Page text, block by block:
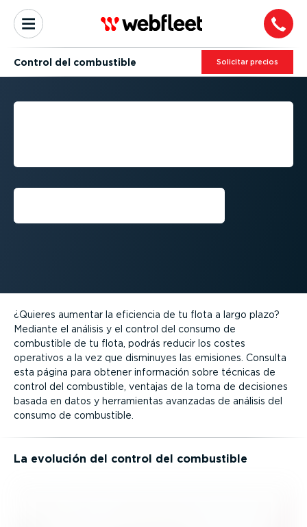
Control del combustible Solicitar precios
ANÁLISIS Y CONTROL DEL
¿Quieres aumentar la eficiencia de tu flota a largo plazo?
Mediante el análisis y el control del consumo de
combustible de tu flota, podrás reducir los costes
operativos a la vez que disminuyes las emisiones. Consulta
esta página para obtener información sobre técnicas de
control del combustible, ventajas de la toma de decisiones
basada en datos y herra­mientas avanzadas de análisis del
consumo de combustible.
La evolución del control del combustible